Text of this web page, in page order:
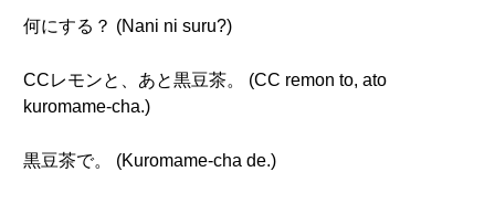
何にする？ (Nani ni suru?)
CCレモンと、あと黒豆茶。 (CC remon to, ato
kuromame-cha.)
黒豆茶で。 (Kuromame-cha de.)